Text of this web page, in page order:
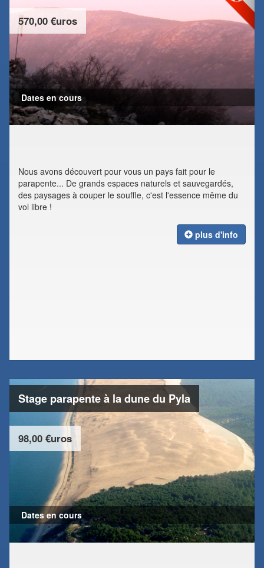
570,00 €uros
Dates en cours
Nous avons découvert pour vous un pays fait pour le
parapente... De grands espaces naturels et sauvegardés,
des paysages à couper le souffle, c'est l'essence même du
vol libre !
plus d'info
Stage parapente à la dune du Pyla
98,00 €uros
Dates en cours